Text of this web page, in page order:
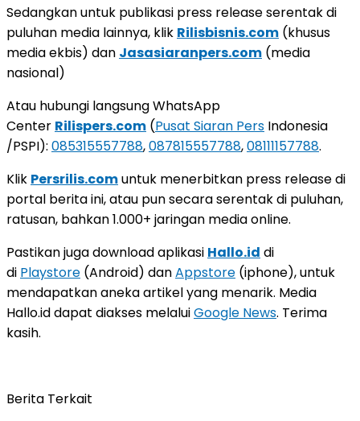
Sedangkan untuk publikasi press release serentak di
puluhan media lainnya, klik Rilisbisnis.com (khusus
media ekbis) dan Jasasiaranpers.com (media
nasional)
Atau hubungi langsung WhatsApp
Center Rilispers.com (Pusat Siaran Pers Indonesia
/PSPI): 085315557788,087815557788,08111157788.
Klik Persrilis.comuntuk menerbitkan press release di
portal berita ini, atau pun secara serentak di puluhan,
ratusan, bahkan 1.000+ jaringan media online.
Pastikan juga download aplikasi Hallo.id di
di Playstore (Android) danAppstore (iphone), untuk
mendapatkan aneka artikel yang menarik. Media
Hallo.id dapat diakses melaluiGoogle News. Terima
kasih.
Berita Terkait